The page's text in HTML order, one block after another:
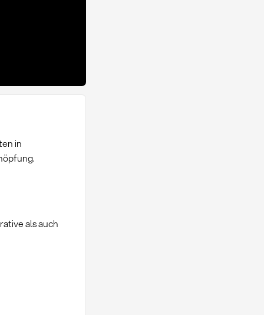
in
als auch